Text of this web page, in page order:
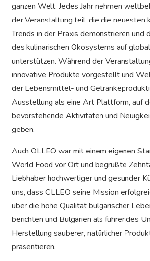
ganzen Welt. Jedes Jahr nehmen
der Veranstaltung teil, die die neuesten
Trends in der Praxis demonstrieren und
des kulinarischen Ökosystems auf
unterstützen. Während der
innovative Produkte vorgestellt und
der Lebensmittel- und
Ausstellung als eine Art Plattform, auf
bevorstehende Aktivitäten und
geben.
Auch OLLEO war mit einem eigenen
World Food vor Ort und begrüßte
Liebhaber hochwertiger und gesunder
uns, dass OLLEO seine Mission
über die hohe Qualität bulgarischer
berichten und Bulgarien als führendes
Herstellung sauberer, natürlicher
präsentieren.